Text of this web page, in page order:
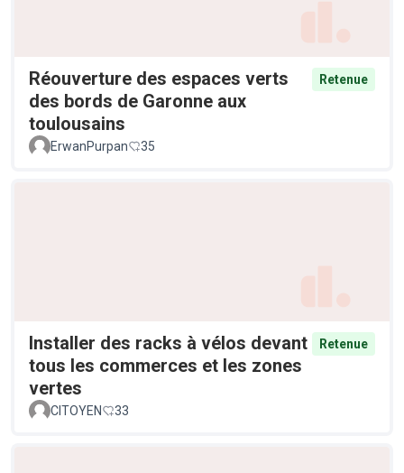
Réouverture des espaces verts
des bords de Garonne aux
toulousains
Retenue
ErwanPurpan 35
Installer des racks à vélos devant
tous les commerces et les zones
vertes
Retenue
CITOYEN 33